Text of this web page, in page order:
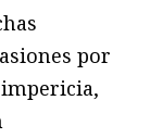
por